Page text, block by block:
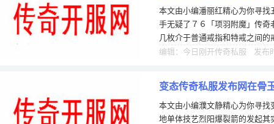
本文由小编潘丽红精心为你寻
手无疑了７６「项羽附魔」传
几枚介于普通戒指和特戒之间
比如攻击速度属性，有时候加极
编辑：今日刚开传奇私服 发布
变态传奇私服发布网在骨
箭的发起
本文由小编濮文静精心为你寻
地单体技艺烈阳爆裂箭的发起其